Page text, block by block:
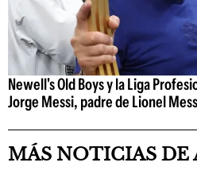
Newell's Old Boys y la Liga
Jorge Messi, padre de Lionel
MÁS NOTICIAS DE